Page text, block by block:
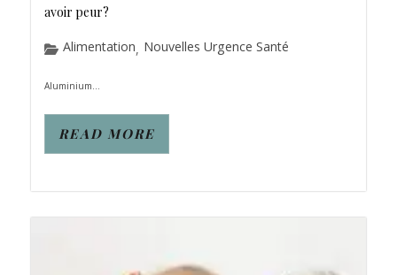
avoir peur?
Alimentation, Nouvelles Urgence Santé
Aluminium...
READ MORE